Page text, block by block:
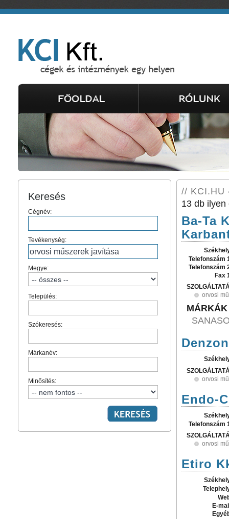
Keresés
Cégnév:
Tevékenység:
Megye:
Település:
Szókeresés:
Márkanév:
Minősítés:
// KCI.HU
13 db ilyen
Ba-Ta
Telefonszám
Telefonszám
Fax
orvosi
MÁRKÁK
orvosi
Endo-
Telefonszám
orvosi
Etiro
E-